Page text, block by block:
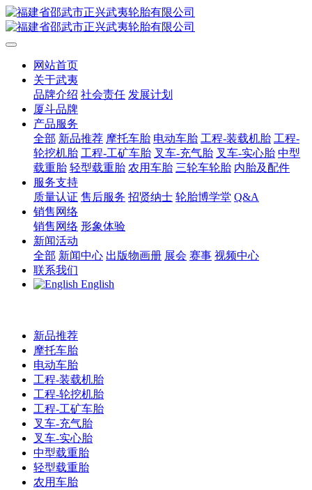
网站首页
关于武夷
品牌介绍 社会责任 发展计划
厦斗品牌
产品服务
全部 新品推荐 摩托车胎 电动车胎 工程-装载机胎 工程-
轮挖机胎 工程-工矿车胎 叉车-充气胎 叉车-实心胎 中型
载重胎 轻型载重胎 农用车胎 三轮车轮胎 内胎及配件
服务支持
质量认证 售后服务 招贤纳士 轮胎博学堂 Q&A
销售网络
销售网络 形象体验
新闻活动
全部 新闻中心 出版物画册 展会 赛事 视频中心
联系我们
English
新品推荐
摩托车胎
电动车胎
工程-装载机胎
工程-轮挖机胎
工程-工矿车胎
叉车-充气胎
叉车-实心胎
中型载重胎
轻型载重胎
农用车胎